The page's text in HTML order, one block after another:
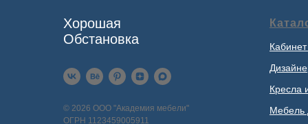
Хорошая
Обстановка
© 2026 ООО "Академия мебели"
ОГРН 1123459005911
Кресла
Мебель